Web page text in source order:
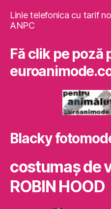
Linie telefonica cu tarif
ANPC
Fă clik pe poză
Blacky
costumaş de
ROBIN HOOD